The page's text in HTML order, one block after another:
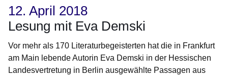
12. April 2018
Lesung mit Eva Demski
Vor mehr als 170 Literaturbegeisterten hat die in Frankfurt
am Main lebende Autorin Eva Demski in der Hessischen
Landesvertretung in Berlin ausgewählte Passagen aus